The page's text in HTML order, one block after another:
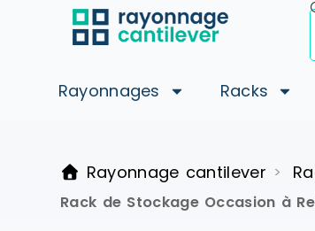
Rayonnages Racks
Rayonnage cantilever >
Rack de Stockage Occasion à